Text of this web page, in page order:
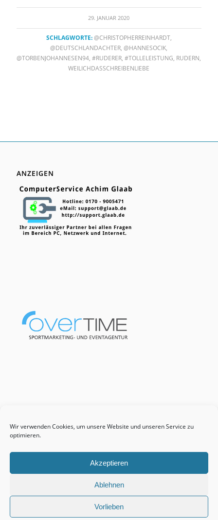
Wir verwenden Cookies, um unsere Website und unseren Service zu
optimieren.
Akzeptieren
Ablehnen
Vorlieben
29. JANUAR 2020
SCHLAGWORTE:@CHRISTOPHERREINHARDT,
@DEUTSCHLANDACHTER ,@HANNESOCIK
@TORBENJOHANNESEN94 ,#RUDERER ,#TOLLELEISTUNG RUDERN
WEILICHDASSCHREIBENLIEBE
ANZEIGEN